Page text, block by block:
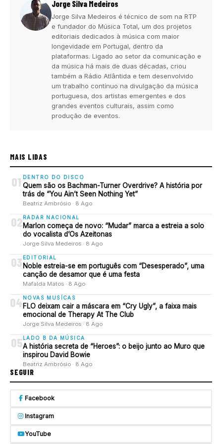
Jorge Silva Medeiros
Jorge Silva Medeiros é técnico de som na RTP
e fundador do Música Total, um dos projetos
editoriais dedicados à música com maior
longevidade em Portugal, dentro da
plataformas. Ligado ao setor da comunicação e
da música há mais de duas décadas, criou
também a Rádio Atlântida e tem desenvolvido
um trabalho contínuo na divulgação da música
portuguesa, dos artistas emergentes e dos
grandes eventos culturais, assim como
produção de eventos.
MAIS LIDAS
01 DENTRO DO DISCO
Quem são os Bachman-Turner Overdrive? A história por
trás de “You Ain’t Seen Nothing Yet”
Beatriz Ambrósio · 8 Ago
02 RADAR NACIONAL
Marlon começa de novo: “Mudar” marca a estreia a solo
do vocalista d’Os Azeitonas
Jorge Silva Medeiros · 8 Ago
03 EDITORIAL
Noble estreia-se em português com “Desesperado”, uma
canção de desamor que é uma festa
Mafalda Matos · 8 Ago
04NOVAS MUSÍCAS
FLO deixam cair a máscara em “Cry Ugly”, a faixa mais
emocional de Therapy At The Club
Jorge Silva Medeiros · 8 Ago
05 LADO B DA MÚSICA
A história secreta de “Heroes”: o beijo junto ao Muro que
inspirou David Bowie
Beatriz Ambrósio · 8 Ago
SEGUIR
Facebook
Instagram
YouTube